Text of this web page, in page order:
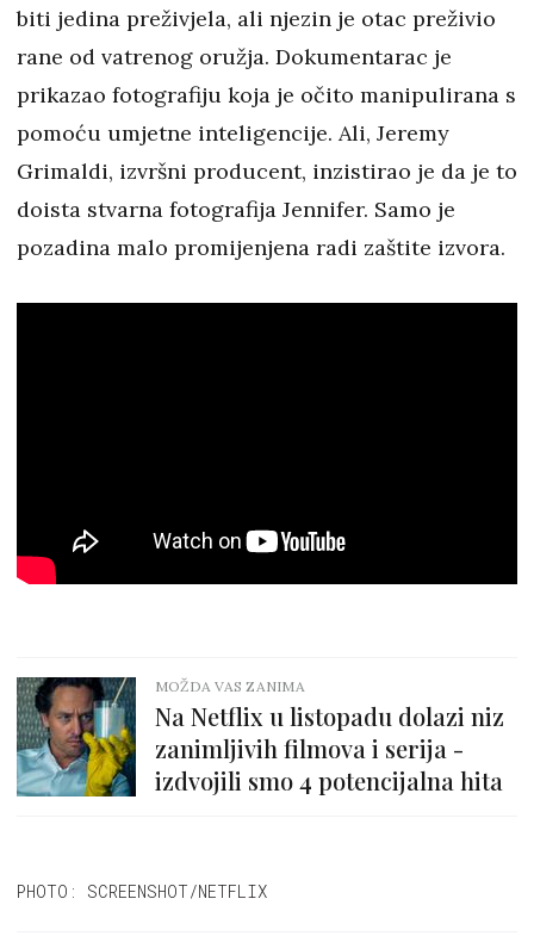
biti jedina preživjela, ali njezin je otac preživio
rane od vatrenog oružja. Dokumentarac je
prikazao fotografiju koja je očito manipulirana s
pomoću umjetne inteligencije. Ali, Jeremy
Grimaldi, izvršni producent, inzistirao je da je to
doista stvarna fotografija Jennifer. Samo je
pozadina malo promijenjena radi zaštite izvora.
MOŽDA VAS ZANIMA
Na Netflix u listopadu dolazi niz
zanimljivih filmova i serija -
izdvojili smo 4 potencijalna hita
PHOTO: SCREENSHOT/NETFLIX